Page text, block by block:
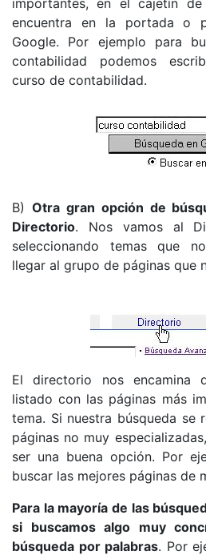
encuentra en la portada o
Google. Por ejemplo para
contabilidad podemos
curso de contabilidad.
B) Otra gran opción de
Directorio. Nos vamos al
seleccionando temas que
llegar al grupo de páginas que
El directorio nos encamina
listado con las páginas más
tema. Si nuestra búsqueda se
páginas no muy
ser una buena opción. Por
buscar las mejores páginas de
Para la mayoría de las
si buscamos algo muy
búsqueda por palabras. Por